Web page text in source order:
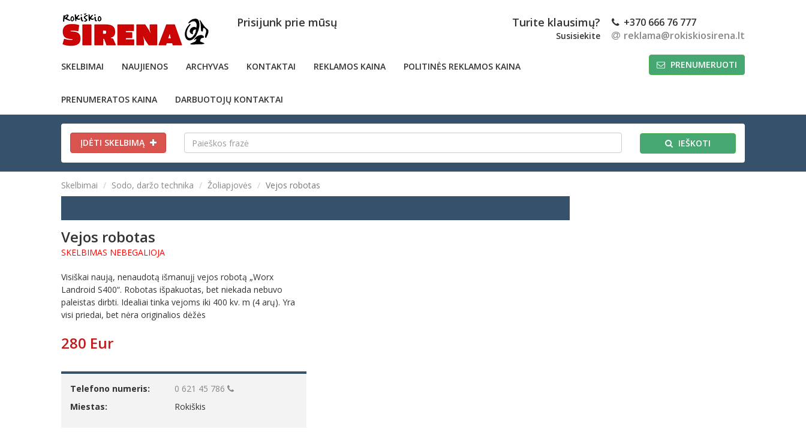
Prisijunk prie mūsų Turite klausimų?
Susisiekite
+370 666 76 777
reklama@rokiskiosirena.lt
SKELBIMAI NAUJIENOS ARCHYVAS KONTAKTAI REKLAMOS KAINA POLITINĖS REKLAMOS KAINA
PRENUMERATOS KAINA DARBUOTOJŲ KONTAKTAI
PRENUMERUOTI
ĮDĖTI SKELBIMĄ IEŠKOTI
Skelbimai Sodo, daržo technika Žoliapjovės Vejos robotas
Vejos robotas
SKELBIMAS NEBEGALIOJA
Visiškai naują, nenaudotą išmanujį vejos robotą „Worx
Landroid S400“. Robotas išpakuotas, bet niekada nebuvo
paleistas dirbti. Idealiai tinka vejoms iki 400 kv. m (4 arų). Yra
visi priedai, bet nėra originalios dėžės
280 Eur
Telefono numeris:
0 621 45 786
Miestas:
Rokiškis